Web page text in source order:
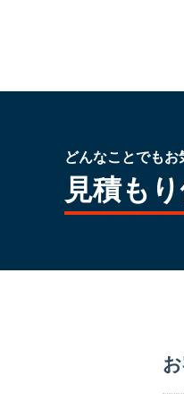
どんなことでも
見積も